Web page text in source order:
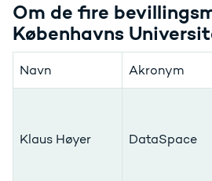
Om de fire
Københavns
Navn Akronym
Klaus Høyer DataSpace